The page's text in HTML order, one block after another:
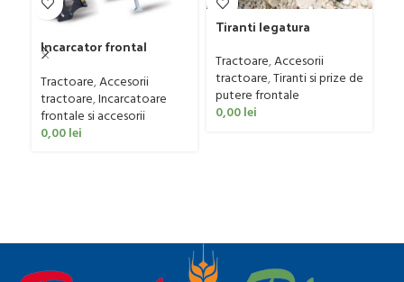
Incarcator frontal
Daniele & Giraudo
model PFP30, 15-35 CP
Tractoare,Accesorii
tractoare,Incarcatoare
frontale si accesorii
0,00lei
Tiranti legatura
Tractoare,Accesorii
tractoare,Tiranti si prize de
putere frontale
0,00lei